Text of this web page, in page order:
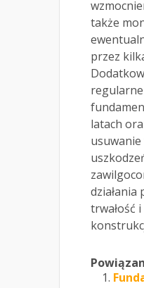
także
przez
latach
usuwanie
działania
trwałość